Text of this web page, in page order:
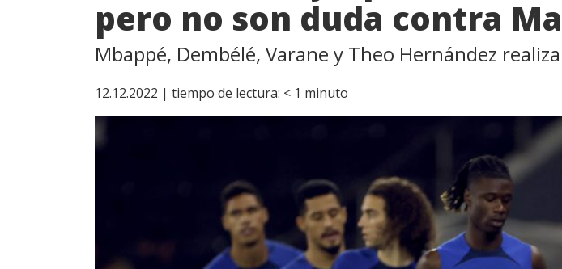
pero no son duda contra
Mbappé, Dembélé, Varane y Theo Hernández
12.12.2022 | tiempo de lectura: < 1 minuto